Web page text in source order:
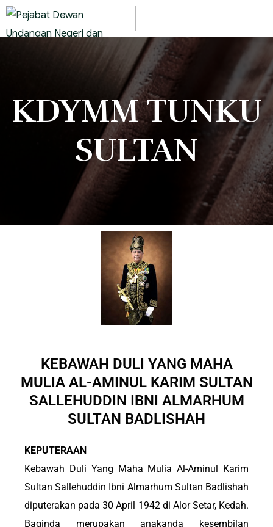
KDYMM TUNKU
SULTAN
KEBAWAH DULI YANG MAHA
MULIA AL-AMINUL KARIM SULTAN
SALLEHUDDIN IBNI ALMARHUM
SULTAN BADLISHAH
KEPUTERAAN
Kebawah Duli Yang Maha Mulia Al-Aminul Karim
Sultan Sallehuddin Ibni Almarhum Sultan Badlishah
diputerakan pada 30 April 1942 di Alor Setar, Kedah.
Baginda merupakan anakanda kesembilan